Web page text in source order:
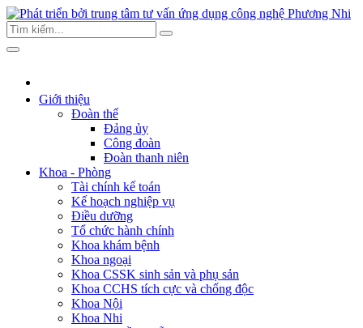
Giới thiệu
Đoàn thể
Đảng ủy
Công đoàn
Đoàn thanh niên
Khoa - Phòng
Tài chính kế toán
Kế hoạch nghiệp vụ
Điều dưỡng
Tổ chức hành chính
Khoa khám bệnh
Khoa ngoại
Khoa CSSK sinh sản và phụ sản
Khoa CCHS tích cực và chống độc
Khoa Nội
Khoa Nhi